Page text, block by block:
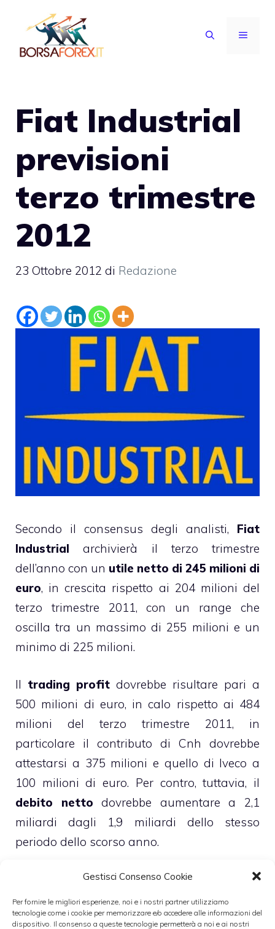
Gestisci Consenso Cookie
Per fornire le migliori esperienze, noi e i nostri partner utilizziamo
tecnologie come i cookie per memorizzare e/o accedere alle informazioni del
dispositivo. Il consenso a queste tecnologie permetterà a noi e ai nostri
contenuto
MENU
Fiat Industrial
previsioni
terzo trimestre
2012
23 Ottobre 2012 di Redazione
Secondo il consensus degli analisti, Fiat
Industrial archivierà il terzo trimestre
dell’anno con un utile netto di 245 milioni di
euro, in crescita rispetto ai 204 milioni del
terzo trimestre 2011, con un range che
oscilla tra un massimo di 255 milioni e un
minimo di 225 milioni.
Il trading profit dovrebbe risultare pari a
500 milioni di euro, in calo rispetto ai 484
milioni del terzo trimestre 2011, in
particolare il contributo di Cnh dovrebbe
attestarsi a 375 milioni e quello di Iveco a
100 milioni di euro. Per contro, tuttavia, il
debito netto dovrebbe aumentare a 2,1
miliardi dagli 1,9 miliardi dello stesso
periodo dello scorso anno.
Le stime del consensus sono in linea con le
attese degli analisti diIntermonte, che